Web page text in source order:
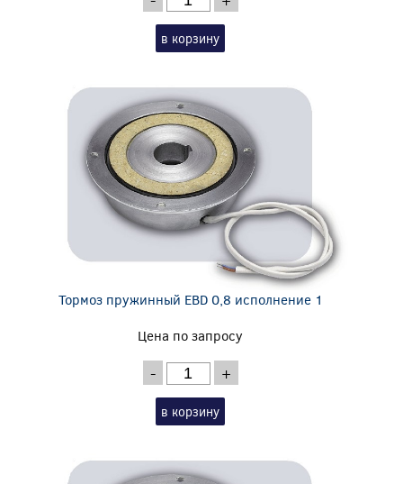
в корзину
Тормоз пружинный EBD 0,8 исполнение 1
Цена по запросу
- +
в корзину